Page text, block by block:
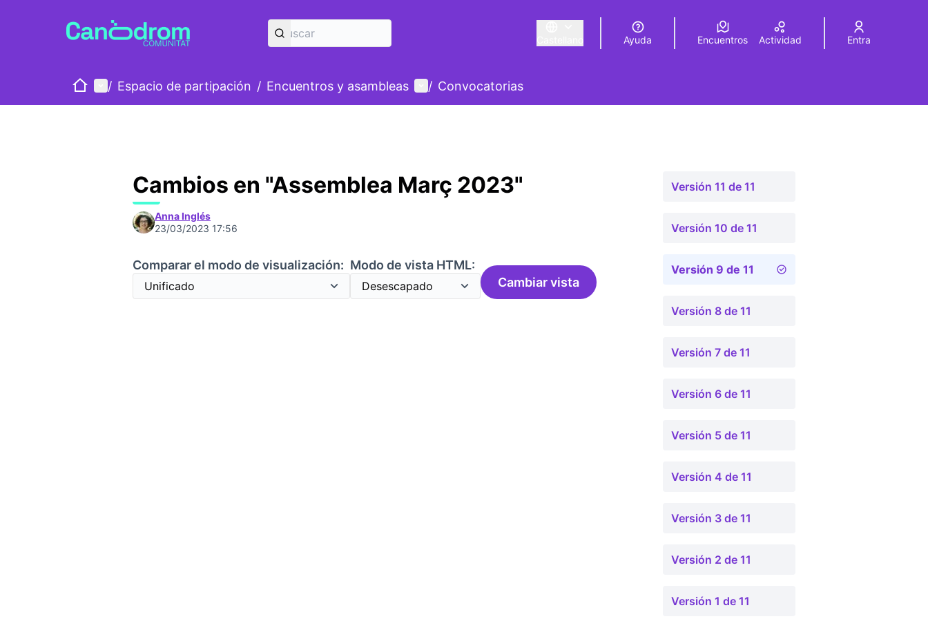
Triar la llengua Elegir el idioma Choose language
Ayuda Encuentros Actividad Entra
InicioMenú principal
/ Espacio de partipación / Encuentros y asambleas Menú de usuario
/ Convocatorias
Cambios en "Assemblea Març 2023"
Anna Inglés
23/03/2023 17:56
Comparar el modo de visualización: Modo de vista HTML:
Cambiar vista
Versión 11 de 11
Versión 10 de 11
Versión 9 de 11
Versión 8 de 11
Versión 7 de 11
Versión 6 de 11
Versión 5 de 11
Versión 4 de 11
Versión 3 de 11
Versión 2 de 11
Versión 1 de 11